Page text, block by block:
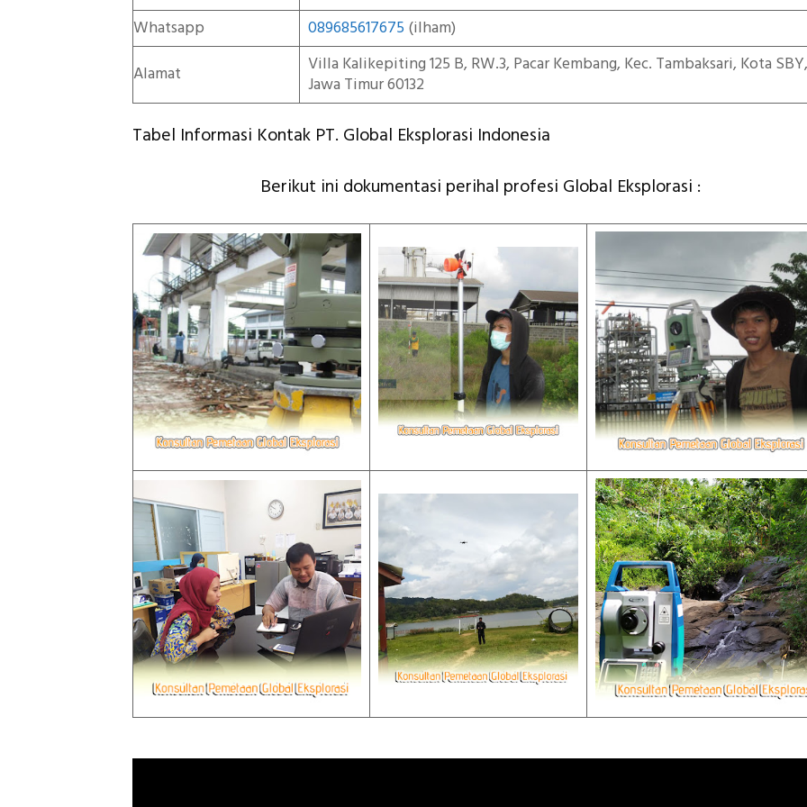
Whatsapp
089685617675 (ilham)
Alamat
Villa Kalikepiting 125 B, RW.3, Pacar Kembang, Kec. Tambaksari, Kota SBY,
Jawa Timur 60132
Tabel Informasi Kontak PT. Global Eksplorasi Indonesia
Berikut ini dokumentasi perihal profesi Global Eksplorasi :